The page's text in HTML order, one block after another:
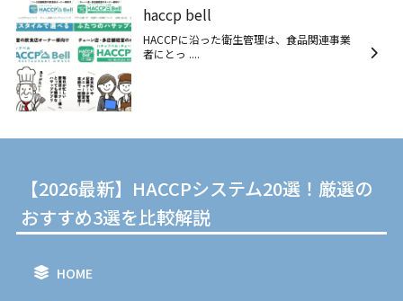
haccp bell
HACCPに沿った衛生管理は、食品関連事業
者にとっ ....
【2026最新】HACCPシステム20選！厳選の
おすすめ3選を比較解説
HOME